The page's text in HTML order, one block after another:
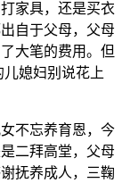
家具，还是买衣
自于父母，父母
大笔的费用。但
媳妇别说花上
不忘养育恩，今
二拜高堂，父母
抚养成人，三鞠